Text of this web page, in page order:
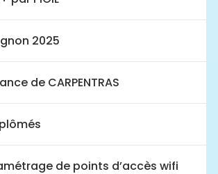
2025
de CARPENTRAS
de points d’accès wifi